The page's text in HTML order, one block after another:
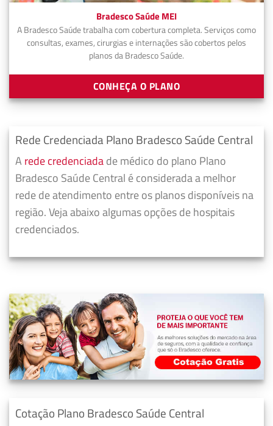
Bradesco Saúde MEI
A Bradesco Saúde trabalha com cobertura completa. Serviços como
consultas, exames, cirurgias e internações são cobertos pelos
planos da Bradesco Saúde.
CONHEÇA O PLANO
Rede Credenciada Plano Bradesco Saúde Central
A rede credenciadade médico do plano Plano
Bradesco Saúde Central é considerada a melhor
rede de atendimento entre os planos disponíveis na
região. Veja abaixo algumas opções de hospitais
credenciados.
Cotação Plano Bradesco Saúde Central